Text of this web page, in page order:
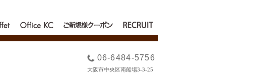
Office
KC
ご新規様クー
RECRUIT
06-6484-5756
大阪市中央区南船場3-3-25